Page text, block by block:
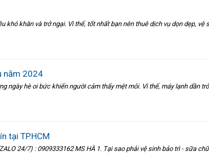
khó khăn và trở ngại. Vì thế, tốt nhất bạn nên thuê dịch vụ dọn dẹp, vệ
năm 2024
ngày hè oi bức khiến người cảm thấy mệt mỏi. Vì thế, máy lạnh dần
tại TP.HCM
24/7) : 0909333162 MS HÀ 1. Tại sao phải vệ sinh bảo trì - sữa